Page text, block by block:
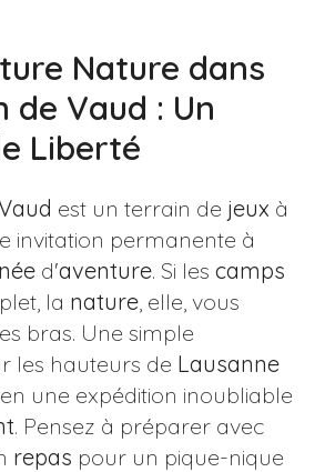
Nature dans
de Vaud : Un
Liberté
est un terrain de jeux à
invitation permanente à
d'aventure. Si les camps
la nature, elle, vous
bras. Une simple
les hauteurs de Lausanne
une expédition inoubliable
. Pensez à préparer avec
repas pour un pique-nique